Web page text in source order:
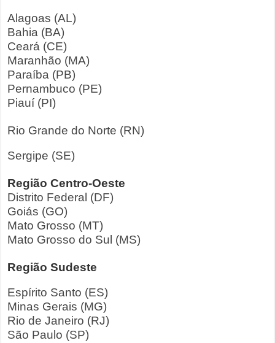
Alagoas (AL)
Bahia (BA)
Ceará (CE)
Maranhão (MA)
Paraíba (PB)
Pernambuco (PE)
Piauí (PI)
Rio Grande do Norte (RN)
Sergipe (SE)
Região Centro-Oeste
Distrito Federal (DF)
Goiás (GO)
Mato Grosso (MT)
Mato Grosso do Sul (MS)
Região Sudeste
Espírito Santo (ES)
Minas Gerais (MG)
Rio de Janeiro (RJ)
São Paulo (SP)